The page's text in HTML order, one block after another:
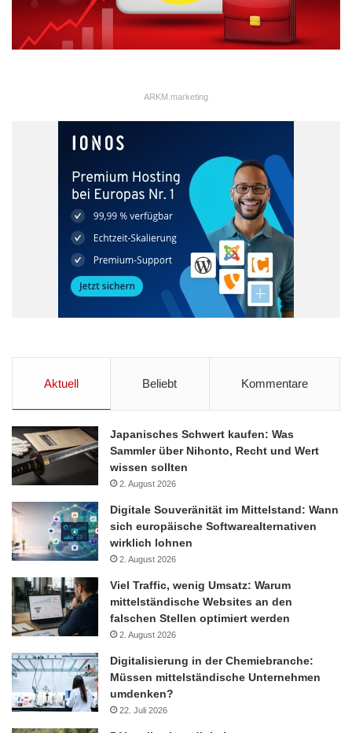
ARKM.marketing
Aktuell Beliebt Kommentare
Japanisches Schwert kaufen: Was
Sammler über Nihonto, Recht und Wert
wissen sollten
2. August 2026
Digitale Souveränität im Mittelstand: Wann
sich europäische Softwarealternativen
wirklich lohnen
2. August 2026
Viel Traffic, wenig Umsatz: Warum
mittelständische Websites an den
falschen Stellen optimiert werden
2. August 2026
Digitalisierung in der Chemiebranche:
Müssen mittelständische Unternehmen
umdenken?
22. Juli 2026